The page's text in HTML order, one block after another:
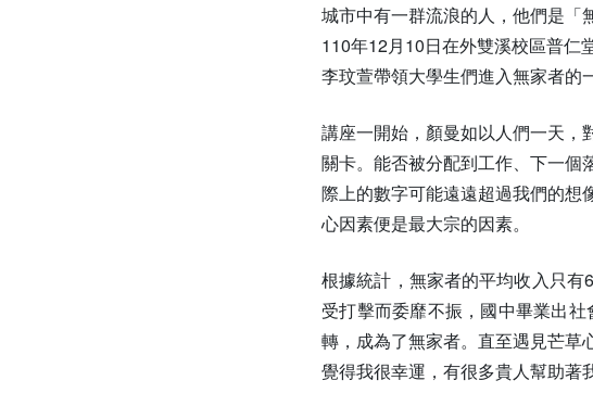
城市中有一群流浪的人，他們是「
110年12月10日在外雙溪校區普
李玟萱帶領大學生們進入無家者的
講座一開始，顏曼如以人們一天，
關卡。能否被分配到工作、下一個
際上的數字可能遠遠超過我們的想
心因素便是最大宗的因素。
根據統計，無家者的平均收入只
受打擊而委靡不振，國中畢業出
轉，成為了無家者。直至遇見芒草
覺得我很幸運，有很多貴人幫助著